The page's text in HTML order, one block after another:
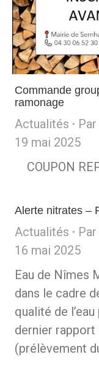
Commande
ramonage
Actualités Par
19 mai 2025
COUPON
Alerte nitrates –
Actualités Par
16 mai 2025
Eau de Nîmes
dans le cadre
qualité de
dernier rapport
(prélèvement